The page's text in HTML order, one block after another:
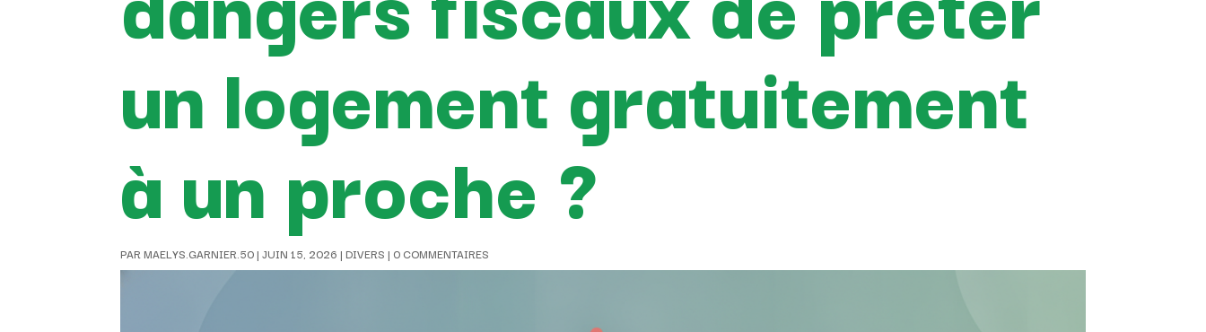
un logement gratuitement
à un proche ?
PARMAELYS.GARNIER.50|JUIN 15, 2026 |DIVERS | 0 COMMENTAIRES